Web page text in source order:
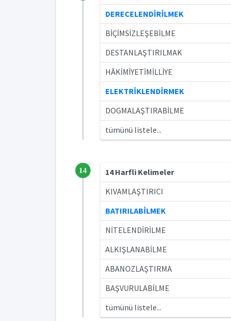
DERECELENDİRİLMEK
BİÇİMSİZLEŞEBİLME
DESTANLAŞTIRILMAK
HÂKİMİYETİMİLLİYE
ELEKTRİKLENDİRMEK
DOGMALAŞTIRABİLME
tümünü listele...
14
14 Harfli Kelimeler
KIVAMLAŞTIRICI
BATIRILABİLMEK
NİTELENDİRİLME
ALKIŞLANABİLME
ABANOZLAŞTIRMA
BAŞVURULABİLME
tümünü listele...